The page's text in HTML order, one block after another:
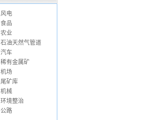
风电
食品
农业
石油天然气管道
汽车
稀有金属矿
机场
尾矿库
机械
环境整治
公路